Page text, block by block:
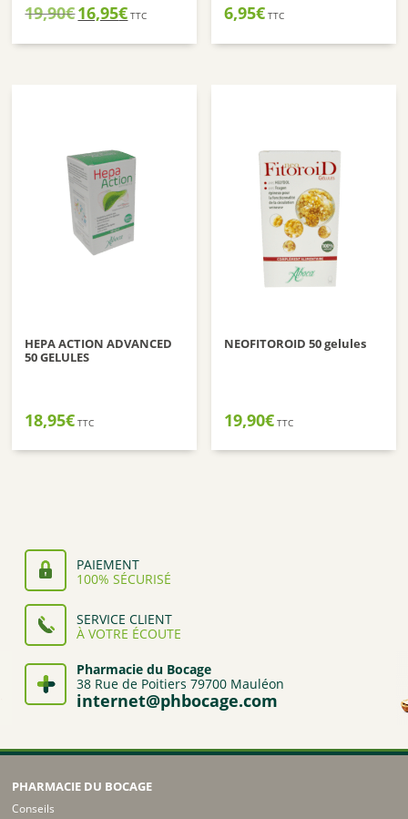
19,90€Le
prix
initial
16,95€Le
prix
actuel
TTC 6,95€ TTC
HEPA ACTION ADVANCED
50 GELULES
18,95€ TTC
NEOFITOROID 50 gelules
19,90€ TTC
PAIEMENT
100% SÉCURISÉ
SERVICE CLIENT
À VOTRE ÉCOUTE
Pharmacie du Bocage
38 Rue de Poitiers 79700 Mauléon
internet@phbocage.com
PHARMACIE DU BOCAGE
Conseils